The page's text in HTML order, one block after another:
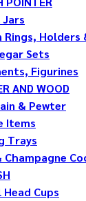
Jars
Rings, Holders
Sets
Figurines
AND WOOD
& Pewter
Items
Trays
Champagne
Head Cups